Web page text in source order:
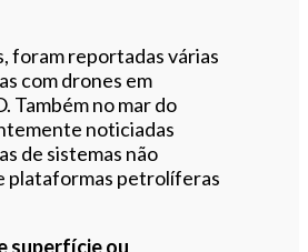
foram reportadas várias
com drones em
Também no mar do
noticiadas
de sistemas não
plataformas petrolíferas
superfície ou